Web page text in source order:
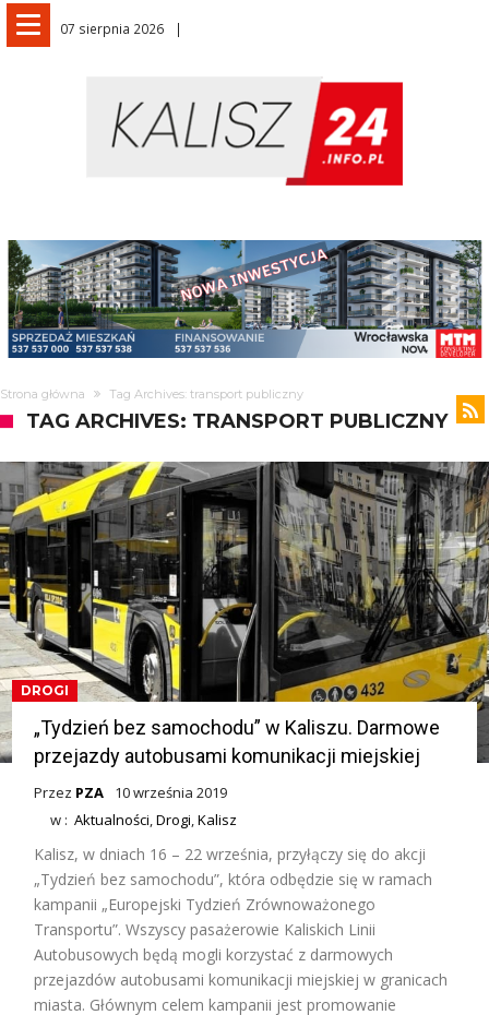
07 sierpnia 2026
Strona główna Tag Archives: transport publiczny
TAG ARCHIVES: TRANSPORT PUBLICZNY
DROGI
„Tydzień bez samochodu” w Kaliszu. Darmowe
przejazdy autobusami komunikacji miejskiej
Przez PZA
10 września 2019
w :Aktualności,Drogi,Kalisz
Kalisz, w dniach 16 – 22 września, przyłączy się do akcji
„Tydzień bez samochodu”, która odbędzie się w ramach
kampanii „Europejski Tydzień Zrównoważonego
Transportu”. Wszyscy pasażerowie Kaliskich Linii
Autobusowych będą mogli korzystać z darmowych
przejazdów autobusami komunikacji miejskiej w granicach
miasta. Głównym celem kampanii jest promowanie